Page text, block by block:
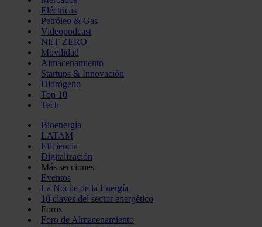
Eléctricas
Petróleo & Gas
Videopodcast
NET ZERO
Movilidad
Almacenamiento
Startups & Innovación
Hidrógeno
Top 10
Tech
Bioenergía
LATAM
Eficiencia
Digitalización
Más secciones
Eventos
La Noche de la Energía
10 claves del sector energético
Foros
Foro de Almacenamiento